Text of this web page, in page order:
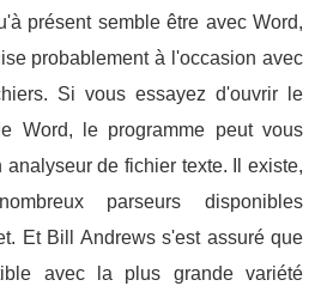
présent semble être avec Word,
probablement à l'occasion avec
Si vous essayez d'ouvrir le
Word, le programme peut vous
de fichier texte. Il existe,
parseurs disponibles
Et Bill Andrews s'est assuré que
avec la plus grande variété